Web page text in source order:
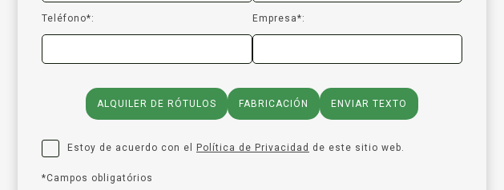
Teléfono*: Empresa*:
ALQUILER DE RÓTULOS FABRICACIÓN ENVIAR TEXTO
Estoy de acuerdo con el Política de Privacidad de este sitio web.
*Campos obligatórios